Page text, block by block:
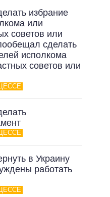
избрание
или
советов или
сделать
исполкома
советов или
в Украину
работать